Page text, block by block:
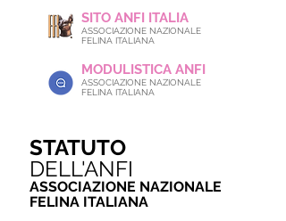
SITO ANFI ITALIA
ASSOCIAZIONE NAZIONALE
FELINA ITALIANA
MODULISTICA ANFI
ASSOCIAZIONE NAZIONALE
FELINA ITALIANA
STATUTO
DELL'ANFI
ASSOCIAZIONE NAZIONALE
FELINA ITALIANA